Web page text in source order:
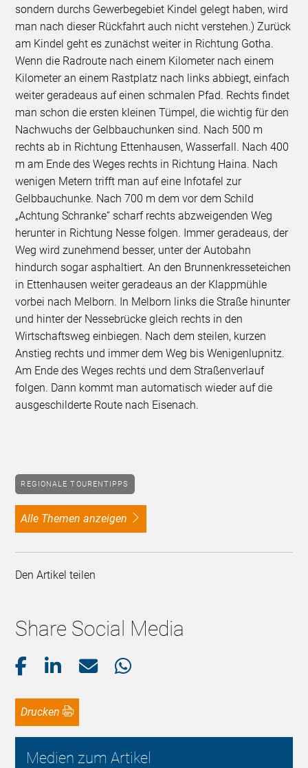
sondern durchs Gewerbegebiet Kindel gelegt haben, wird
man nach dieser Rückfahrt auch nicht verstehen.) Zurück
am Kindel geht es zunächst weiter in Richtung Gotha.
Wenn die Radroute nach einem Kilometer nach einem
Kilometer an einem Rastplatz nach links abbiegt, einfach
weiter geradeaus auf einen schmalen Pfad. Rechts findet
man schon die ersten kleinen Tümpel, die wichtig für den
Nachwuchs der Gelbbauchunken sind. Nach 500 m
rechts ab in Richtung Ettenhausen, Wasserfall. Nach 400
m am Ende des Weges rechts in Richtung Haina. Nach
wenigen Metern trifft man auf eine Infotafel zur
Gelbbauchunke. Nach 700 m dem vor dem Schild
„Achtung Schranke“ scharf rechts abzweigenden Weg
herunter in Richtung Nesse folgen. Immer geradeaus, der
Weg wird zunehmend besser, unter der Autobahn
hindurch sogar asphaltiert. An den Brunnenkresseteichen
in Ettenhausen weiter geradeaus an der Klappmühle
vorbei nach Melborn. In Melborn links die Straße hinunter
und hinter der Nessebrücke gleich rechts in den
Wirtschaftsweg einbiegen. Nach dem steilen, kurzen
Anstieg rechts und immer dem Weg bis Wenigenlupnitz.
Am Ende des Weges rechts und dem Straßenverlauf
folgen. Dann kommt man automatisch wieder auf die
ausgeschilderte Route nach Eisenach.
REGIONALE TOURENTIPPS
alle Themen anzeigen
Den Artikel teilen
Share Social Media
Drucken
Medien zum Artikel